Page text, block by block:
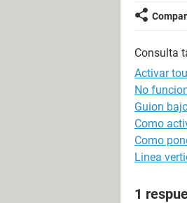
Consulta
Activar
No
Guion
Como
Como
Linea
1